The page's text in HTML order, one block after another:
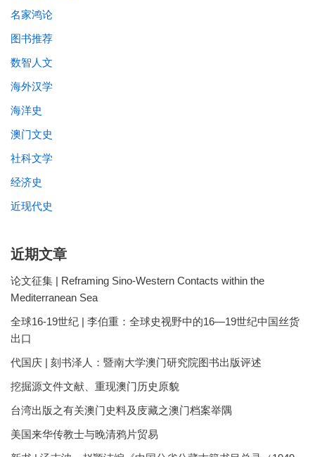
名家鸿论
图书推荐
数智人文
海外汉学
海洋史
澳门文史
社科文学
经济史
近现代史
近期文章
论文征集 | Reframing Sino-Western Contacts within the
Mediterranean Sea
全球16-19世纪 | 李伯重：全球史视野中的16—19世纪中国丝货
出口
代国庆 | 刻书泽人：暨南大学澳门研究院图书出版评述
挖掘源文件文献、重现澳门历史原貌
台湾出版之有关澳门史料及庋藏之澳门档案举隅
美国来华传教士与晚清鸦片贸易